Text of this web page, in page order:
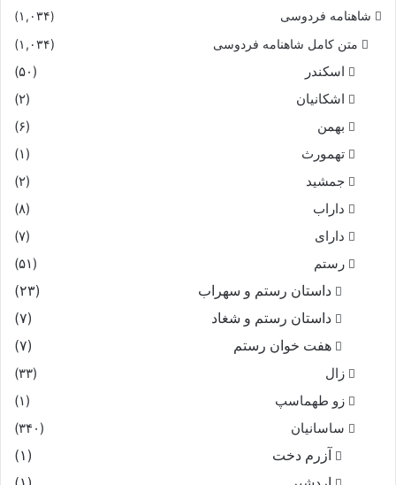
شاهنامه فردوسی (۱,۰۳۴)
متن کامل شاهنامه فردوسی (۱,۰۳۴)
اسکندر
(۵۰)
اشکانیان
(۲)
بهمن
(۶)
تهمورث
(۱)
جمشید
(۲)
داراب
(۸)
دارای
(۷)
رستم
(۵۱)
داستان رستم و سهراب
(۲۳)
داستان رستم و شغاد
(۷)
هفت خوان رستم‏
(۷)
زال
(۳۳)
زو طهماسپ‏
(۱)
ساسانیان
(۳۴۰)
آزرم دخت
(۱)